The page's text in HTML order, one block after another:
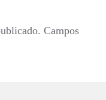
Campos